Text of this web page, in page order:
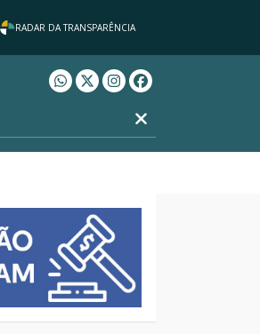
RADAR DA TRANSPARÊNCIA
Whatsapp AFEAM
Twitter AFEAM
Instagram AFEAM
Facebook AFEAM